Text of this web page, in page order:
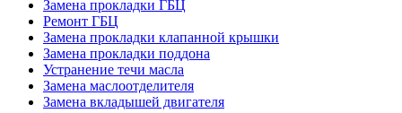
Замена прокладки ГБЦ
Ремонт ГБЦ
Замена прокладки клапанной крышки
Замена прокладки поддона
Устранение течи масла
Замена маслоотделителя
Замена вкладышей двигателя